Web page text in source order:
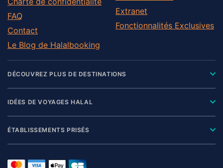
FAQ
Contact
Le Blog de Halalbooking
Extranet
Fonctionnalités Exclusives
DÉCOUVREZ PLUS DE DESTINATIONS
IDÉES DE VOYAGES HALAL
ÉTABLISSEMENTS PRISÉS